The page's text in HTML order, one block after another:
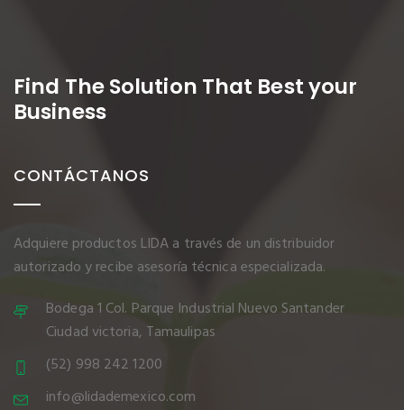
Find The Solution That Best your
Business
CONTÁCTANOS
Adquiere productos LIDA a través de un distribuidor
autorizado y recibe asesoría técnica especializada.
Bodega 1 Col. Parque Industrial Nuevo Santander
Ciudad victoria, Tamaulipas
(52) 998 242 1200
info@lidademexico.com